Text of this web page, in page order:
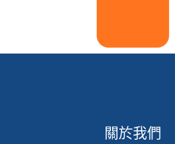
關於我們